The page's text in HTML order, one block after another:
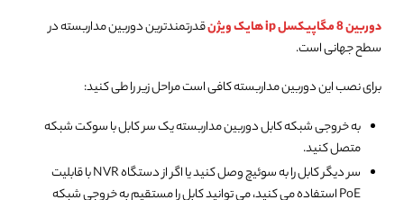
دوربین 8 مگاپیکسل ip هایک ویژن
قدرتمندترین دوربین مداربسته در
سطح جهانی است.
برای نصب این دوربین مداربسته کافی است مراحل زیر را طی کنید:
به خروجی شبکه کابل دوربین مداربسته یک سر کابل با سوکت شبکه
متصل کنید.
سر دیگر کابل را به سوئیچ وصل کنید یا اگر از دستگاه NVR با قابلیت
PoE استفاده می کنید، می توانید کابل را مستقیم به خروجی شبکه